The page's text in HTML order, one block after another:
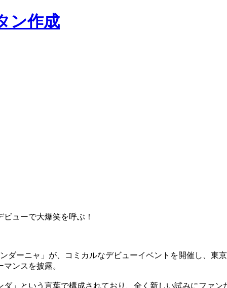
ン作成
ューで大爆笑を呼ぶ！
ダーニャ」が、コミカルなデビューイベントを開催し、東
ンスを披露。
」という言葉で構成されており、全く新しい試みにファ